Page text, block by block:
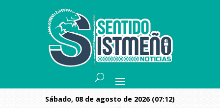
sábado, 08 de agosto de 2026 (07:12)